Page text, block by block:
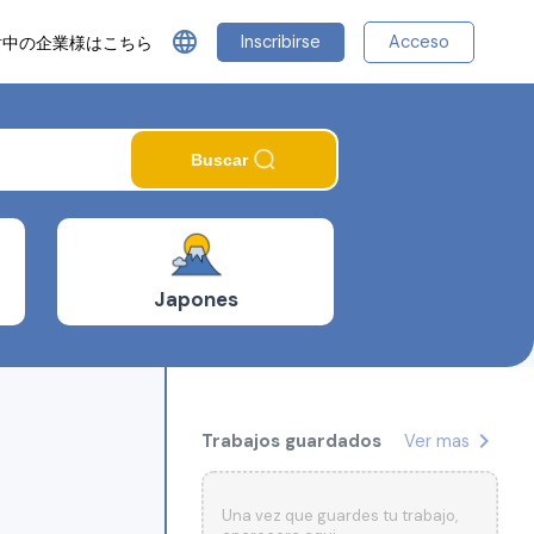
の企業様はこちら language Inscribirse Acceso
Buscar
Japones
Trabajos guardados Ver mas chevron_right
Una vez que guardes tu trabajo,